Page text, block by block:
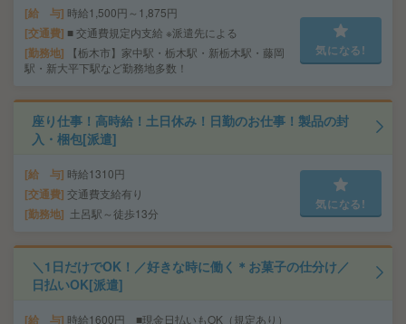
給 与 時給1,500円～1,875円
交通費 ■ 交通費規定内支給 ※派遣先による
勤務地
【栃木市】家中駅・栃木駅・新栃木駅・藤岡
駅・新大平下駅など勤務地多数！
気になる!
座り仕事！高時給！土日休み！日勤のお仕事！製品の封
入・梱包[派遣]
給 与 時給1310円
交通費 交通費支給有り
勤務地 土呂駅～徒歩13分
気になる!
＼1日だけでOK！／好きな時に働く＊お菓子の仕分け／
日払いOK[派遣]
給 与 時給1600円 ■現金日払いもOK（規定あり）